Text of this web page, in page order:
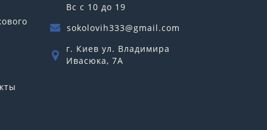
Вс с 10 до 19
sokolovih333@gmail.com
г. Киев ул. Владимира
Ивасюка, 7А